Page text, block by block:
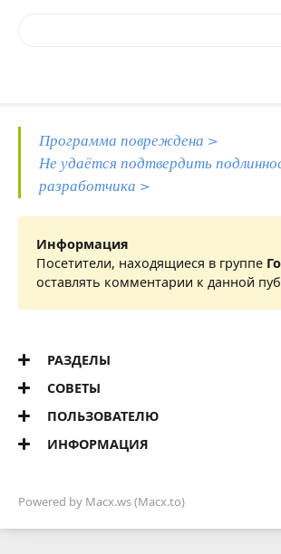
Программа повреждена >
Не удаётся подтвердить
разработчика >
Информация
Посетители, находящиеся в группе
оставлять комментарии к данной
РАЗДЕЛЫ
СОВЕТЫ
ПОЛЬЗОВАТЕЛЮ
ИНФОРМАЦИЯ
Powered by Macx.ws(Macx.to)